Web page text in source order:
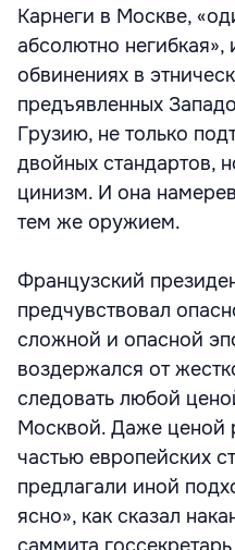
Карнеги в Москве,
абсолютно негибкая»,
обвинениях в
предъявленных
Грузию, не только
двойных стандартов,
цинизм. И она
тем же оружием.
Французский
предчувствовал
сложной и опасной
воздержался от
следовать любой
Москвой. Даже ценой
частью европейских
предлагали иной
ясно», как сказал